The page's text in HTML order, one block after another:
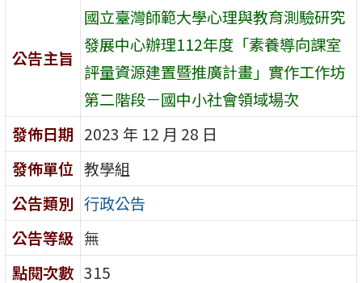
公告主旨
國立臺灣師範大學心理與教育測驗研究
發展中心辦理112年度「素養導向課室
評量資源建置暨推廣計畫」實作工作坊
第二階段－國中小社會領域場次
發佈日期 2023 年 12 月 28 日
發佈單位 教學組
公告類別 行政公告
公告等級 無
點閱次數 315